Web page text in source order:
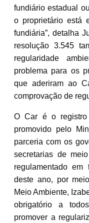
fundiário estadual
o proprietário está
fundiária”, detalha
resolução 3.545
regularidade
problema para os
que aderiram ao
comprovação de
O Car é o registro
promovido pelo
parceria com os
secretarias de
regulamentado
deste ano, por
Meio Ambiente,
obrigatório a
promover a